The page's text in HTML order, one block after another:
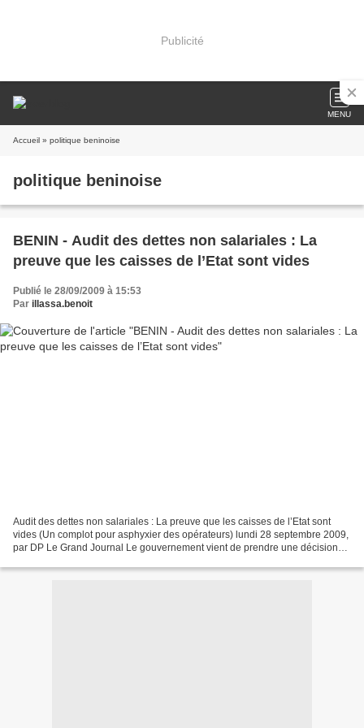
Publicité
MENU
Accueil » politique beninoise
politique beninoise
BENIN - Audit des dettes non salariales : La
preuve que les caisses de l’Etat sont vides
Publié le 28/09/2009 à 15:53
Par illassa.benoit
Audit des dettes non salariales : La preuve que les caisses de l’Etat sont
vides (Un complot pour asphyxier des opérateurs) lundi 28 septembre 2009,
par DP Le Grand Journal Le gouvernement vient de prendre une décision